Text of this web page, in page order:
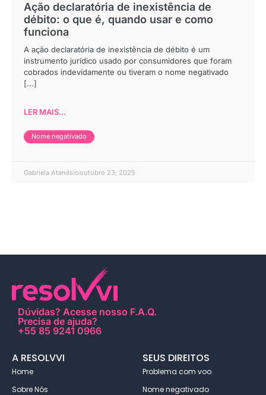
Ação declaratória de inexistência de
débito: o que é, quando usar e como
funciona
A ação declaratória de inexistência de débito é um
instrumento jurídico usado por consumidores que foram
cobrados indevidamente ou tiveram o nome negativado
[...]
LER MAIS...
Nome negativado
Gabriela Atanásiooutubro 23, 2025
Dúvidas? Acesse nosso F.A.Q.
Precisa de ajuda?
+55 85 9241 0966
A RESOLVVI
Home
Sobre Nós
SEUS DIREITOS
Problema com voo
Nome negativado